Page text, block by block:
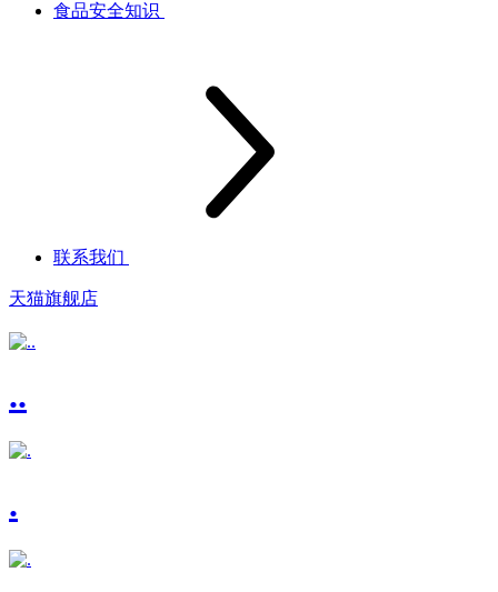
食品安全知识
联系我们
天猫旗舰店
..
.